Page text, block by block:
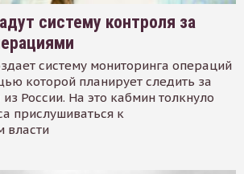
систему контроля за
систему мониторинга операций
которой планирует следить за
России. На это кабмин толкнуло
прислушиваться к
власти